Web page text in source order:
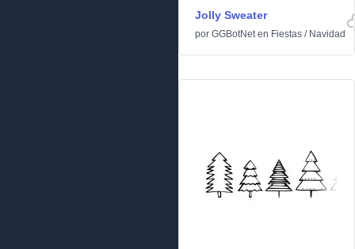
Jolly Sweater
por GGBotNeten Fiestas / Navidad